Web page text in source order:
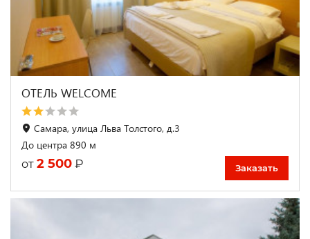
ОТЕЛЬ WELCOME
Cамара, улица Льва Толстого, д.3
До центра 890 м
от 2 500 ₽ Заказать